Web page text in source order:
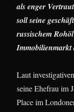
als enger
soll seine
russischem
Immobilienmarkt
Laut
seine Ehefrau im
Place im